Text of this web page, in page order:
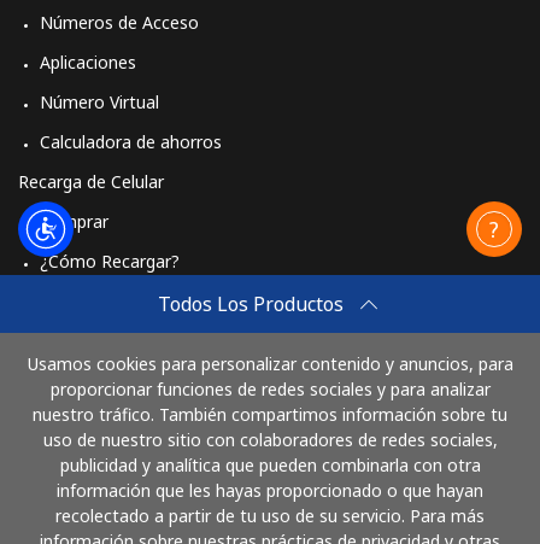
Todos Los Productos
Usamos cookies para personalizar contenido y anuncios, para
proporcionar funciones de redes sociales y para analizar
nuestro tráfico. También compartimos información sobre tu
uso de nuestro sitio con colaboradores de redes sociales,
publicidad y analítica que pueden combinarla con otra
información que les hayas proporcionado o que hayan
recolectado a partir de tu uso de su servicio. Para más
Números de Acceso
Aplicaciones
Número Virtual
Calculadora de ahorros
Recarga de Celular
Comprar
¿Cómo Recargar?
Comprar
Cómo funciona
Paga con